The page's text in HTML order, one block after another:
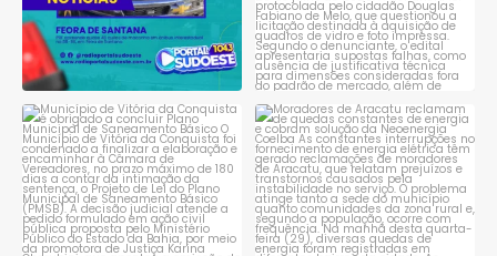
Município de Vitória da
Conquista é obrigado a...
1 0
Moradores de Aracatu
reclamam de quedas
constantes ...
1 0